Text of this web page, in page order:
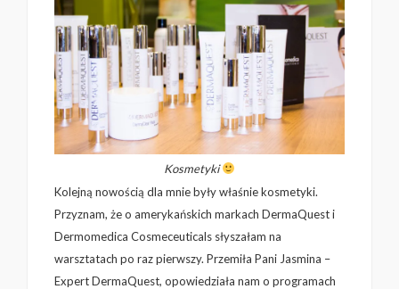
Kosmetyki
Kolejną nowością dla mnie były właśnie kosmetyki.
Przyznam, że o amerykańskich markach DermaQuest i
Dermomedica Cosmeceuticals słyszałam na
warsztatach po raz pierwszy. Przemiła Pani Jasmina –
Expert DermaQuest, opowiedziała nam o programach